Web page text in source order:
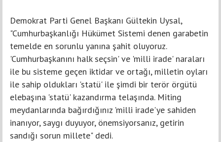
Demokrat Parti Genel Başkanı Gültekin Uysal,
"Cumhurbaşkanlığı Hükümet Sistemi denen garabetin
temelde en sorunlu yanına şahit oluyoruz.
'Cumhurbaşkanını halk seçsin' ve 'milli irade' naraları
ile bu sisteme geçen iktidar ve ortağı, milletin oyları
ile sahip oldukları 'statü' ile şimdi bir terör örgütü
elebaşına 'statü' kazandırma telaşında. Miting
meydanlarında bağırdığınız 'milli irade'ye sahiden
inanıyor, saygı duyuyor, önemsiyorsanız, getirin
sandığı sorun millete" dedi.